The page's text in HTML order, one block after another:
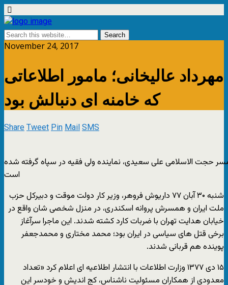
November 24, 2017
مهرداد عالیخانی؛ مامور اطلاعاتی
که خامنه ای دنبالش بود
ShareTweetPinMailSMS
حجت الاسلامی علی سعیدی، نماینده ولی فقیه در سپاه گرفته شده
است
شنبه ۳۰ آبان ۷۷ داریوش فروهر، وزیر کار دولت موقت و دبیرکل حزب
ملت ایران و همسرش پروانه اسکندری، در منزل شخصی شان واقع در
خیابان هدایت تهران با ضربات کارد کشته شدند. این ماجرا سرآغاز
برخی قتل های سیاسی در ایران بود؛ محمد مختاری و محمدجعفر
پوینده هم قربانی شدند.
۱۵ دی ۱۳۷۷ وزارت اطلاعات با انتشار اطلاعیه ای اعلام کرد «تعداد
معدودی از همکاران مسئولیت ناشناس، کج اندیش و خودسر این